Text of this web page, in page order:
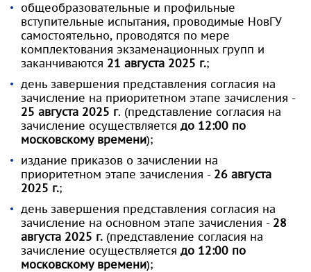
общеобразовательные и профильные
вступительные испытания, проводимые НовГУ
самостоятельно, проводятся по мере
комплектования экзаменационных групп и
заканчиваются 21 августа 2025 г.;
день завершения представления согласия на
зачисление на приоритетном этапе зачисления -
25 августа 2025 г. (представление согласия на
зачисление осуществляется до 12:00 по
московскому времени);
издание приказов о зачислении на
приоритетном этапе зачисления - 26 августа
2025 г.;
день завершения представления согласия на
зачисление на основном этапе зачисления - 28
августа 2025 г. (представление согласия на
зачисление осуществляется до 12:00 по
московскому времени);